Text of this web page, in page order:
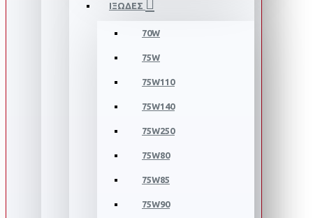
ΙΞΩΔΕΣ
70W
75W
75W110
75W140
75W250
75W80
75W85
75W90